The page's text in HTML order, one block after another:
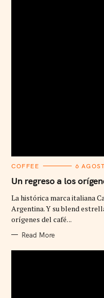
C
T
E
O
R
I
E
COFFEE 6
Un regreso a los
La histórica marca italiana
Argentina. Y su blend
orígenes del café. ..
Read More